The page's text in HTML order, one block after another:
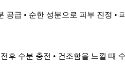
공급 • 순한 성분으로 피부 진정 •
후 수분 충전 • 건조함을 느낄 때